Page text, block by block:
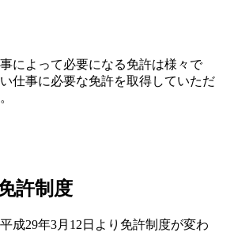
によって必要になる免許は様々で
仕事に必要な免許を取得していただ
許制度
成29年3月12日より免許制度が変わ